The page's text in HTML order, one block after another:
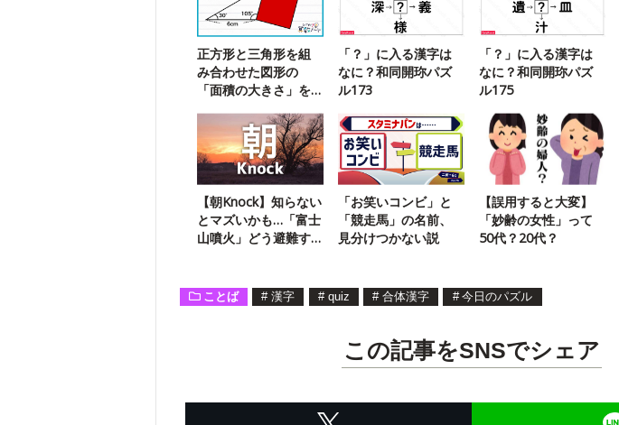
正方形と三角形を組
み合わせた図形の
「面積の大きさ」を
「？」に入る漢字は
なに？和同開珎パズ
ル173
「？」に入る漢字は
なに？和同開珎パズ
ル175
【朝Knock】知らない
とマズいかも…「富士
山噴火」どう避難す
「お笑いコンビ」と
「競走馬」の名前、
見分けつかない説
【誤用すると大変】
「妙齢の女性」って
50代？20代？
ことば # 漢字 # quiz # 合体漢字 # 今日のパズル
この記事をSNSでシェア